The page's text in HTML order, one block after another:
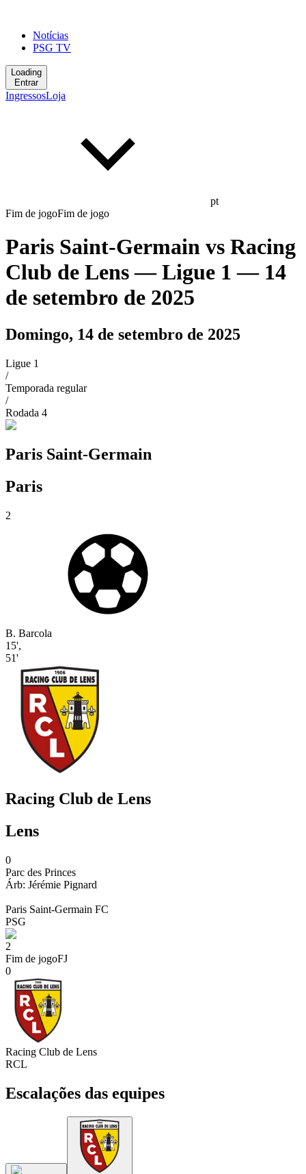
Notícias
PSG TV
Loading
Entrar
IngressosLoja
pt
Fim de jogoFim de jogo
Paris Saint-Germain vs Racing
Club de Lens— Ligue 1 — 14
de setembro de 2025
Domingo, 14 de setembro de 2025
Ligue 1
/
Temporada regular
/
Rodada 4
Paris Saint-Germain
Paris
2
B. Barcola
15',
51'
Racing Club de Lens
Lens
0
Parc des Princes
Árb: Jérémie Pignard
Paris Saint-Germain FC
PSG
2
Fim de jogoFJ
0
Racing Club de Lens
RCL
Escalações das equipes